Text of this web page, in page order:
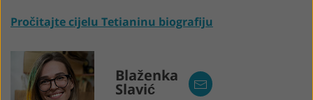
Pročitajte cijelu Tetianinu biografiju
Blaženka
Slavić